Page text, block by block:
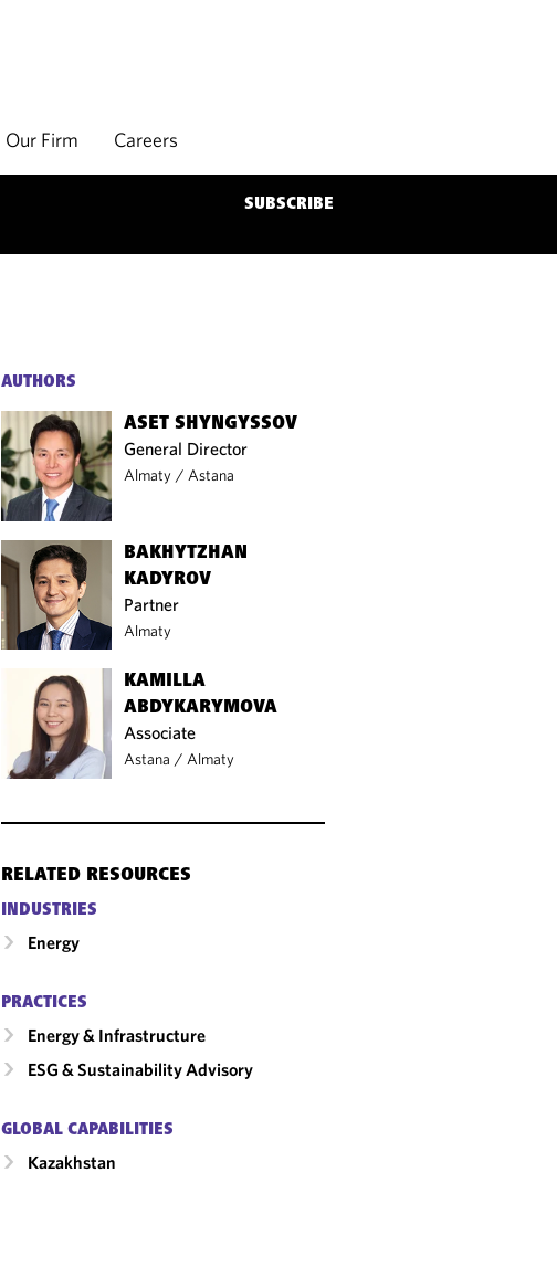
Our Firm Careers
SUBSCRIBE
AUTHORS
ASET SHYNGYSSOV
General Director
Almaty / Astana
BAKHYTZHAN
KADYROV
Partner
Almaty
KAMILLA
ABDYKARYMOVA
Associate
Astana / Almaty
RELATED RESOURCES
INDUSTRIES
Energy
PRACTICES
Energy & Infrastructure
ESG & Sustainability Advisory
GLOBAL CAPABILITIES
Kazakhstan